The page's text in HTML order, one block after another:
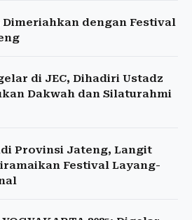
Dimeriahkan dengan Festival
di JEC, Dihadiri Ustadz
Dakwah dan Silaturahmi
Provinsi Jateng, Langit
Festival Layang-